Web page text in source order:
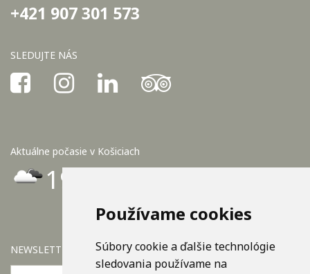
Používame cookies
Súbory cookie a ďalšie technológie
sledovania používame na
+421 907 301 573
SLEDUJTE NÁS
Aktuálne počasie v Košiciach
19°C
NEWSLETTER